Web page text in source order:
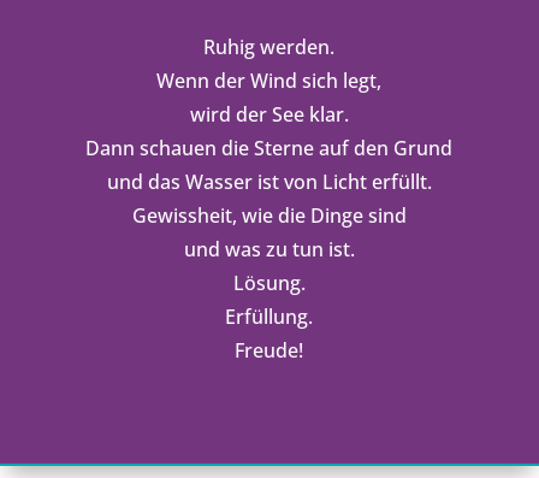
Ruhig werden.
Wenn der Wind sich legt,
wird der See klar.
Dann schauen die Sterne auf den Grund
und das Wasser ist von Licht erfüllt.
Gewissheit, wie die Dinge sind
und was zu tun ist.
Lösung.
Erfüllung.
Freude!